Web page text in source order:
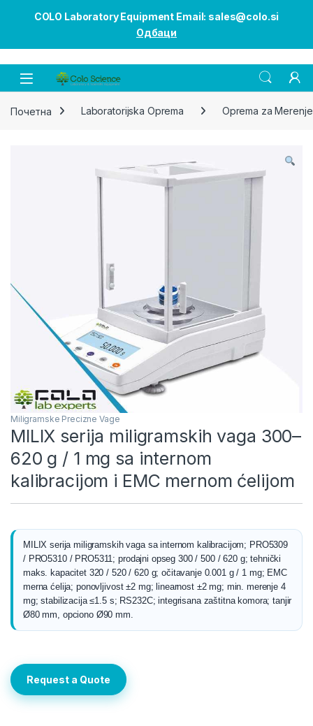
COLO Laboratory Equipment Email: sales@colo.si
Одбаци
Open
Почетна Laboratorijska Oprema Oprema za Merenje
Miligramske Precizne Vage
MILIX serija miligramskih vaga 300–
620 g / 1 mg sa internom
kalibracijom i EMC mernom ćelijom
MILIX serija miligramskih vaga sa internom kalibracijom; PRO5309
/ PRO5310 / PRO5311; prodajni opseg 300 / 500 / 620 g; tehnički
maks. kapacitet 320 / 520 / 620 g; očitavanje 0.001 g / 1 mg; EMC
merna ćelija; ponovljivost ±2 mg; linearnost ±2 mg; min. merenje 4
mg; stabilizacija ≤1.5 s; RS232C; integrisana zaštitna komora; tanjir
Ø80 mm, opciono Ø90 mm.
Request a Quote